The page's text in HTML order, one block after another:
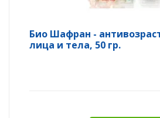
Био Шафран -
лица и тела, 50 гр.